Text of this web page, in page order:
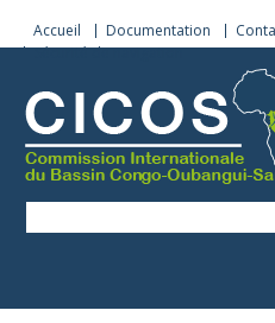
Accueil Documentation
Sécurité de navigation